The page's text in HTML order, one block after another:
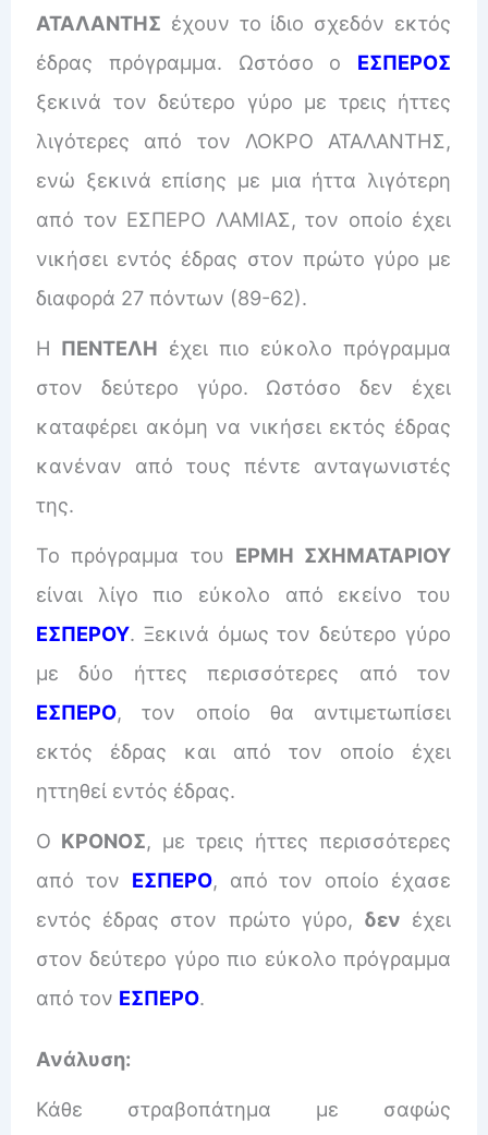
ΑΤΑΛΑΝΤΗΣ έχουν το ίδιο σχεδόν εκτός
έδρας πρόγραμμα. Ωστόσο ο ΕΣΠΕΡΟΣ
ξεκινά τον δεύτερο γύρο με τρεις ήττες
λιγότερες από τον ΛΟΚΡΟ ΑΤΑΛΑΝΤΗΣ,
ενώ ξεκινά επίσης με μια ήττα λιγότερη
από τον ΕΣΠΕΡΟ ΛΑΜΙΑΣ, τον οποίο έχει
νικήσει εντός έδρας στον πρώτο γύρο με
διαφορά 27 πόντων (89-62).
Η ΠΕΝΤΕΛΗ έχει πιο εύκολο πρόγραμμα
στον δεύτερο γύρο. Ωστόσο δεν έχει
καταφέρει ακόμη να νικήσει εκτός έδρας
κανέναν από τους πέντε ανταγωνιστές
της.
Το πρόγραμμα του ΕΡΜΗ ΣΧΗΜΑΤΑΡΙΟΥ
είναι λίγο πιο εύκολο από εκείνο του
ΕΣΠΕΡΟΥ. Ξεκινά όμως τον δεύτερο γύρο
με δύο ήττες περισσότερες από τον
ΕΣΠΕΡΟ, τον οποίο θα αντιμετωπίσει
εκτός έδρας και από τον οποίο έχει
ηττηθεί εντός έδρας.
Ο ΚΡΟΝΟΣ, με τρεις ήττες περισσότερες
από τον ΕΣΠΕΡΟ, από τον οποίο έχασε
εντός έδρας στον πρώτο γύρο, δεν έχει
στον δεύτερο γύρο πιο εύκολο πρόγραμμα
από τον ΕΣΠΕΡΟ.
Ανάλυση:
Κάθε στραβοπάτημα με σαφώς